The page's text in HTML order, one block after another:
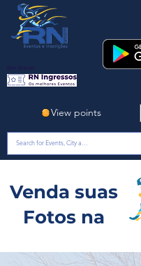
Em Breve!
View points
Venda suas
Fotos na